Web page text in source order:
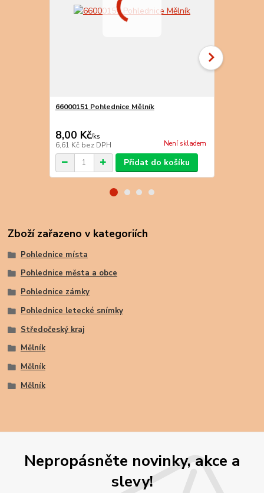
66000151 Pohlednice Mělník
8,00 Kč/ks
6,61 Kč bez DPH Není skladem
Přidat do košíku
Zboží zařazeno v kategoriích
Pohlednice místa
Pohlednice města a obce
Pohlednice zámky
Pohlednice letecké snímky
Středočeský kraj
Mělník
Mělník
Mělník
Nepropásněte novinky, akce a
slevy!